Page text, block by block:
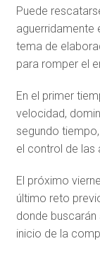
Puede
aguerridamente
tema de
para romper el
En el primer
velocidad,
segundo
el control de las
El próximo
último reto
donde
inicio de la